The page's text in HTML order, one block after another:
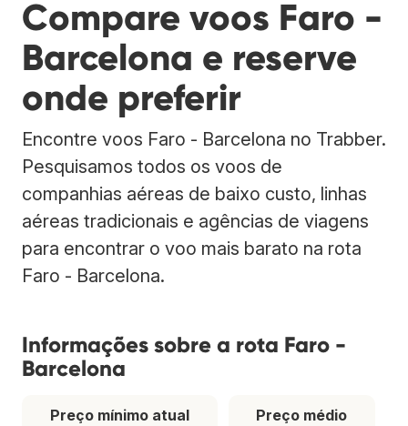
Compare voos Faro -
Barcelona e reserve
onde preferir
Encontre voos Faro - Barcelona no Trabber.
Pesquisamos todos os voos de
companhias aéreas de baixo custo, linhas
aéreas tradicionais e agências de viagens
para encontrar o voo mais barato na rota
Faro - Barcelona.
Informações sobre a rota Faro -
Barcelona
Preço mínimo atual
Preço médio